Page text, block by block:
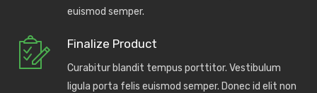
euismod semper.
Finalize Product
Curabitur blandit tempus porttitor. Vestibulum
ligula porta felis euismod semper. Donec id elit non